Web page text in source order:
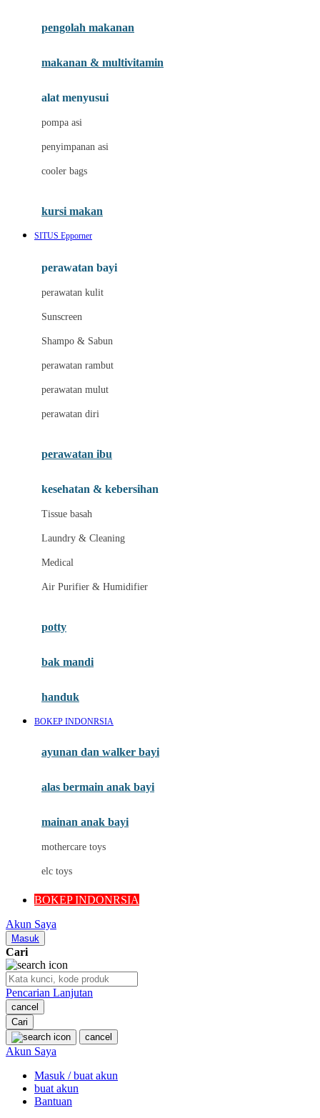
Joolz
Leclerc
Lee Vierra
Lillebaby
Little Bird Told Me
Little Miss Janis
London Taxi
Love To Dream
M
Magformers
Mamaway
Maxi Cosi
Megabloks
Micro
MiDeer
Moby
My Buddy Tag
My K
Oh Ma Grain
P
Peachy
Phil & Ted's
pengolah makanan
makanan & multivitamin
alat menyusui
pompa asi
penyimpanan asi
cooler bags
kursi makan
SITUS Epporner
perawatan bayi
perawatan kulit
Sunscreen
Shampo & Sabun
perawatan rambut
perawatan mulut
perawatan diri
perawatan ibu
kesehatan & kebersihan
Tissue basah
Laundry & Cleaning
Medical
Air Purifier & Humidifier
potty
bak mandi
handuk
BOKEP INDONRSIA
ayunan dan walker bayi
alas bermain anak bayi
mainan anak bayi
mothercare toys
elc toys
BOKEP INDONRSIA
Akun Saya
Masuk
Cari
Pencarian Lanjutan
cancel
Cari
cancel
Akun Saya
Masuk / buat akun
buat akun
Bantuan